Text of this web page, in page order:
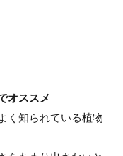
集合するとまた違った
オススメ
く知られている植物